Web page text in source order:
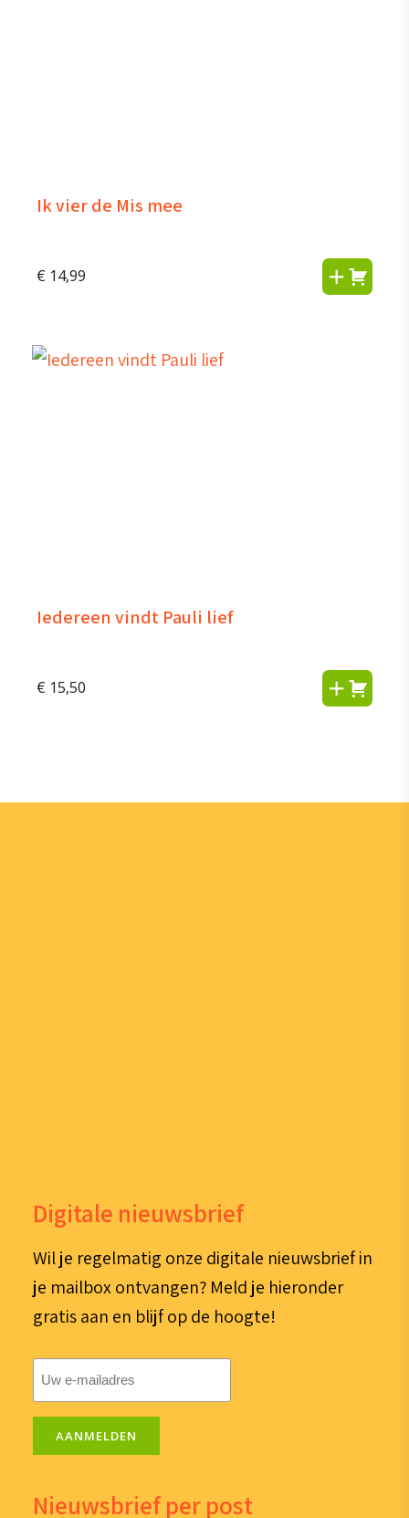
Ik vier de Mis mee
€ 14,99
Iedereen vindt Pauli lief
€ 15,50
Digitale nieuwsbrief
Wil je regelmatig onze digitale nieuwsbrief in
je mailbox ontvangen? Meld je hieronder
gratis aan en blijf op de hoogte!
AANMELDEN
Nieuwsbrief per post